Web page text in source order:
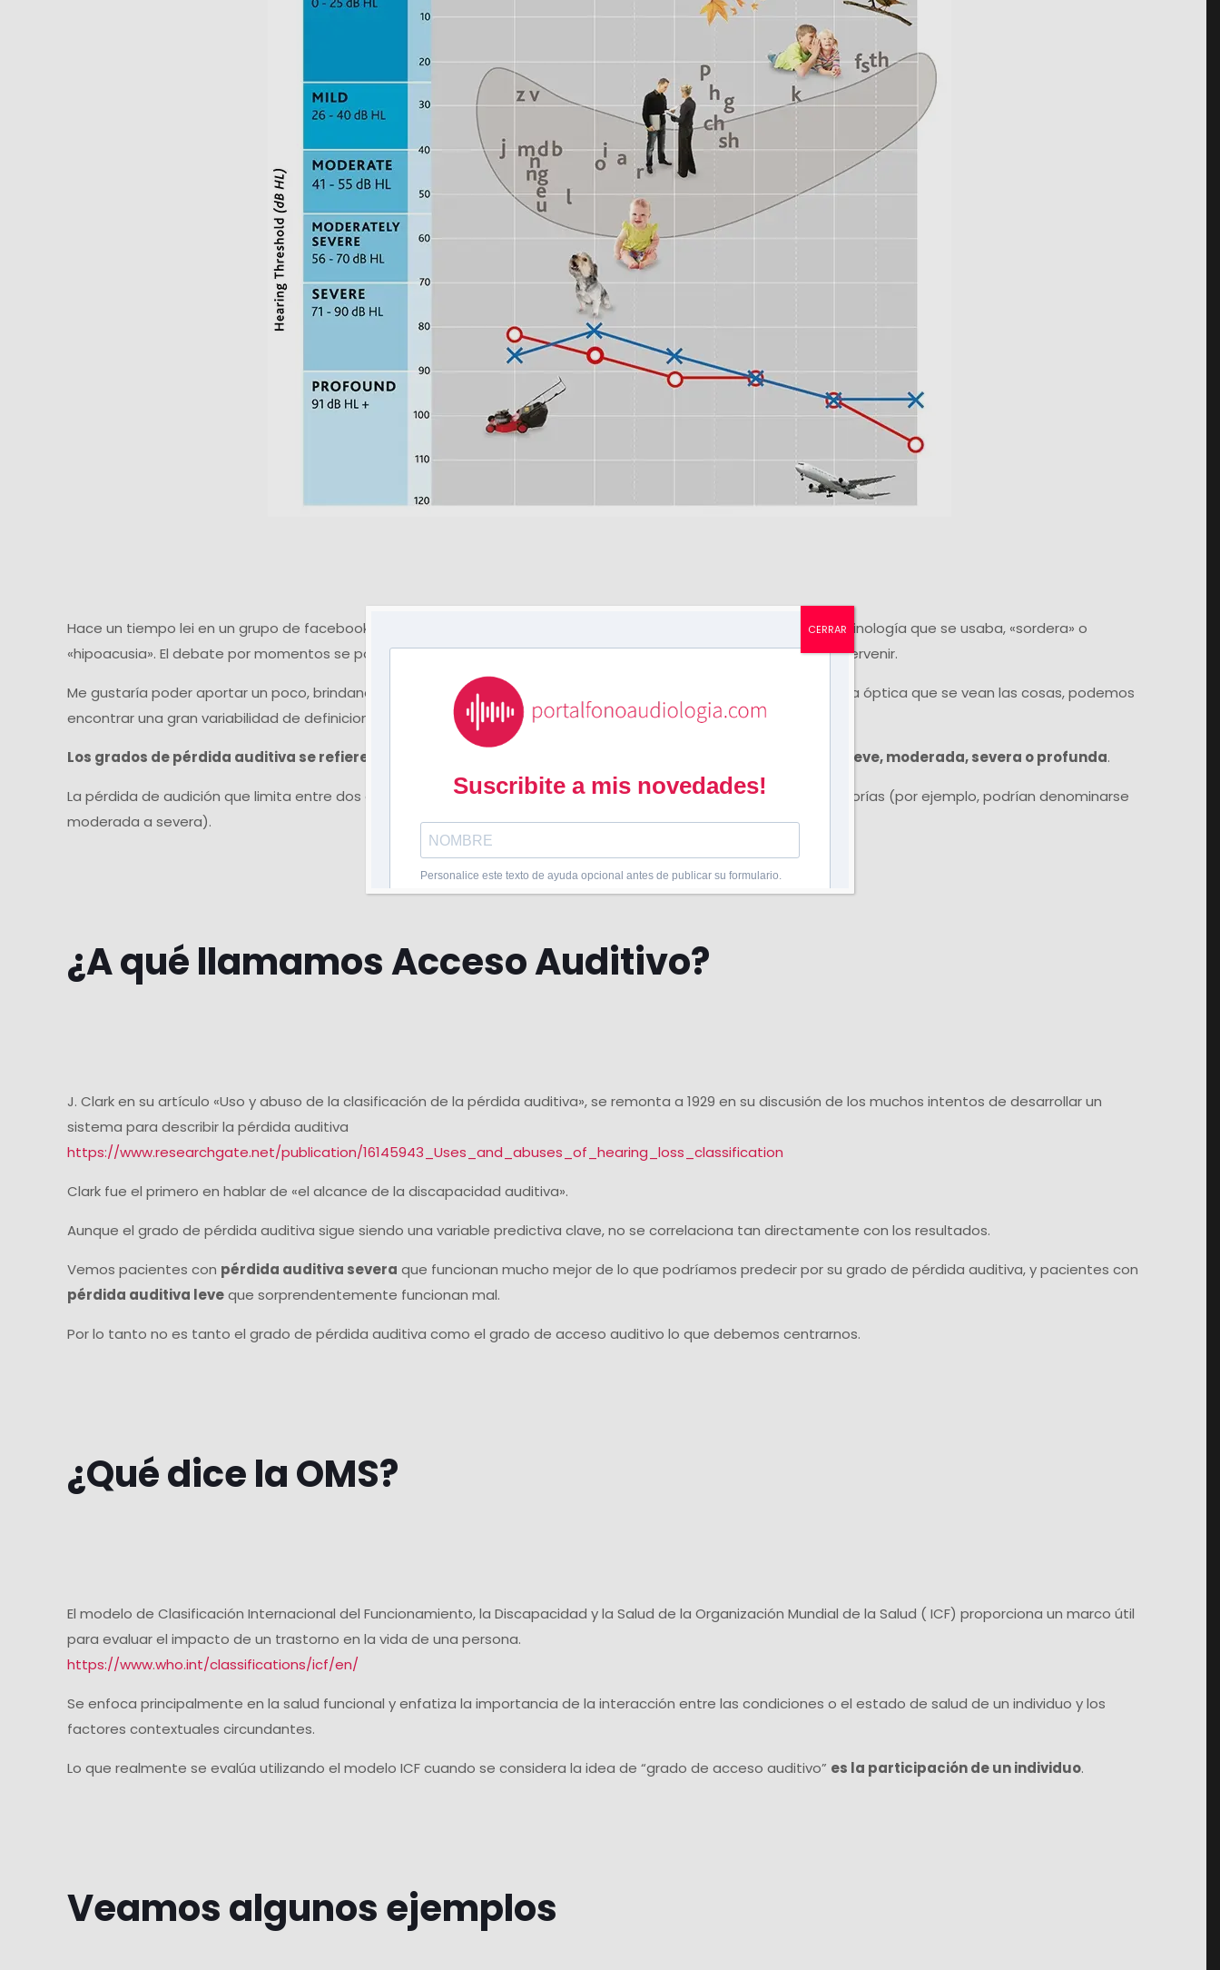
Hace un tiempo lei en un grupo de facebook un debate de un paciente con pérdida auditiva que planteaba la terminología que se usaba, «sordera» o
«hipoacusia». El debate por momentos se ponía algo «áspero», como solemos decir en mi país, por eso no quise intervenir.
Me gustaría poder aportar un poco, brindando algunas definiciones y como siempre recordando que según desde la óptica que se vean las cosas, podemos
encontrar una gran variabilidad de definiciones.
Los grados de pérdida auditiva se refieren a la gravedad de la pérdida y generalmente se describen como leve, moderada, severa o profunda.
La pérdida de audición que limita entre dos categorías se suele etiquetar como una combinación de las dos categorías (por ejemplo, podrían denominarse
moderada a severa).
¿A qué llamamos Acceso Auditivo?
J. Clark en su artículo «Uso y abuso de la clasificación de la pérdida auditiva», se remonta a 1929 en su discusión de los muchos intentos de desarrollar un
sistema para describir la pérdida auditiva
https://www.researchgate.net/publication/16145943_Uses_and_abuses_of_hearing_loss_classification
Clark fue el primero en hablar de «el alcance de la discapacidad auditiva».
Aunque el grado de pérdida auditiva sigue siendo una variable predictiva clave, no se correlaciona tan directamente con los resultados.
Vemos pacientes con pérdida auditiva severa que funcionan mucho mejor de lo que podríamos predecir por su grado de pérdida auditiva, y pacientes con
pérdida auditiva leveque sorprendentemente funcionan mal.
Por lo tanto no es tanto el grado de pérdida auditiva como el grado de acceso auditivo lo que debemos centrarnos.
¿Qué dice la OMS?
El modelo de Clasificación Internacional del Funcionamiento, la Discapacidad y la Salud de la Organización Mundial de la Salud ( ICF) proporciona un marco útil
para evaluar el impacto de un trastorno en la vida de una persona.
https://www.who.int/classifications/icf/en/
Se enfoca principalmente en la salud funcional y enfatiza la importancia de la interacción entre las condiciones o el estado de salud de un individuo y los
factores contextuales circundantes.
Lo que realmente se evalúa utilizando el modelo ICF cuando se considera la idea de “grado de acceso auditivo” es la participación de un individuo.
Veamos algunos ejemplos
CERRAR